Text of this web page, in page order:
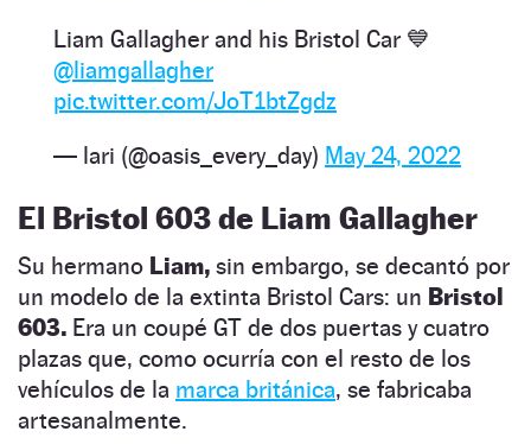
Liam Gallagher and his Bristol Car 💙
@liamgallagher
pic.twitter.com/JoT1btZgdz
— lari (@oasis_every_day) May 24, 2022
El Bristol 603 de Liam Gallagher
Su hermano Liam, sin embargo, se decantó por
un modelo de la extinta Bristol Cars: un Bristol
603. Era un coupé GT de dos puertas y cuatro
plazas que, como ocurría con el resto de los
vehículos de la marca británica, se fabricaba
artesanalmente.